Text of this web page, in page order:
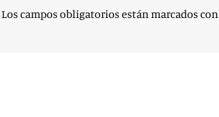
Los campos obligatorios están marcados con